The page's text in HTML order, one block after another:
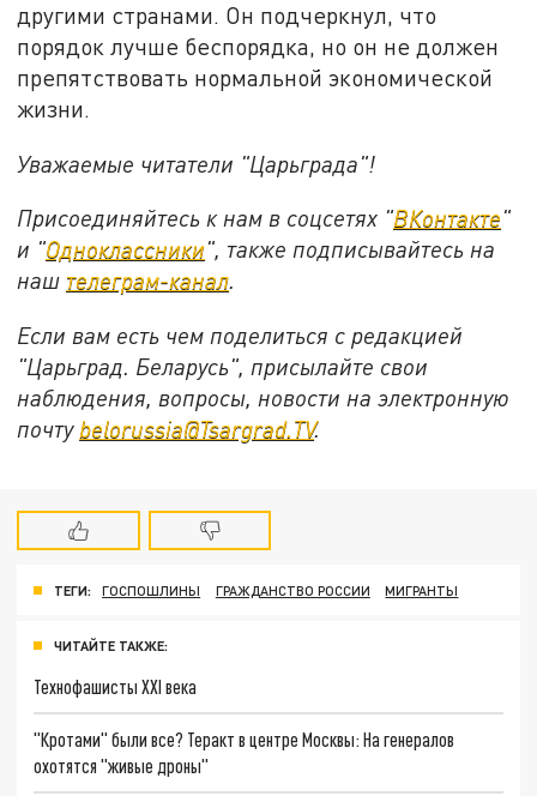
другими странами. Он подчеркнул, что
порядок лучше беспорядка, но он не должен
препятствовать нормальной экономической
жизни.
Уважаемые читатели "Царьграда"!
Присоединяйтесь к нам в соцсетях "ВКонтакте"
и "Одноклассники", также подписывайтесь на
наш телеграм-канал.
Если вам есть чем поделиться с редакцией
"Царьград. Беларусь", присылайте свои
наблюдения, вопросы, новости на электронную
почту belorussia@Tsargrad.TV.
ТЕГИ: ГОСПОШЛИНЫ ГРАЖДАНСТВО РОССИИ МИГРАНТЫ
ЧИТАЙТЕ ТАКЖЕ:
Технофашисты XXI века
"Кротами" были все? Теракт в центре Москвы: На генералов
охотятся "живые дроны"